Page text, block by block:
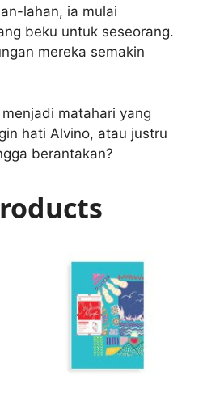
lahan, ia mulai
beku untuk seseorang.
mereka semakin
matahari yang
hati Alvino, atau justru
berantakan?